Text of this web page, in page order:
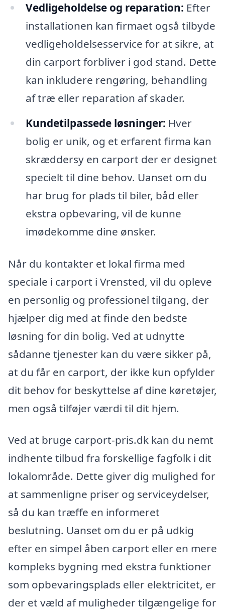
Vedligeholdelse og reparation: Efter
installationen kan firmaet også tilbyde
vedligeholdelsesservice for at sikre, at
din carport forbliver i god stand. Dette
kan inkludere rengøring, behandling
af træ eller reparation af skader.
Kundetilpassede løsninger: Hver
bolig er unik, og et erfarent firma kan
skræddersy en carport der er designet
specielt til dine behov. Uanset om du
har brug for plads til biler, båd eller
ekstra opbevaring, vil de kunne
imødekomme dine ønsker.
Når du kontakter et lokal firma med
speciale i carport i Vrensted, vil du opleve
en personlig og professionel tilgang, der
hjælper dig med at finde den bedste
løsning for din bolig. Ved at udnytte
sådanne tjenester kan du være sikker på,
at du får en carport, der ikke kun opfylder
dit behov for beskyttelse af dine køretøjer,
men også tilføjer værdi til dit hjem.
Ved at bruge carport-pris.dk kan du nemt
indhente tilbud fra forskellige fagfolk i dit
lokalområde. Dette giver dig mulighed for
at sammenligne priser og serviceydelser,
så du kan træffe en informeret
beslutning. Uanset om du er på udkig
efter en simpel åben carport eller en mere
kompleks bygning med ekstra funktioner
som opbevaringsplads eller elektricitet, er
der et væld af muligheder tilgængelige for